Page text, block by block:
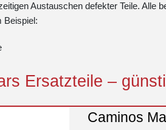
Austauschen defekter Teile. Alle
Beispiel:
Ersatzteile –
Caminos